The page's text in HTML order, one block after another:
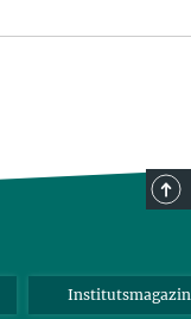
Institutsmagazin